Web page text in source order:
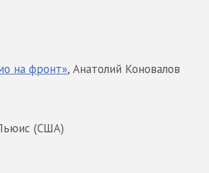
на фронт», Анатолий Коновалов
(США)